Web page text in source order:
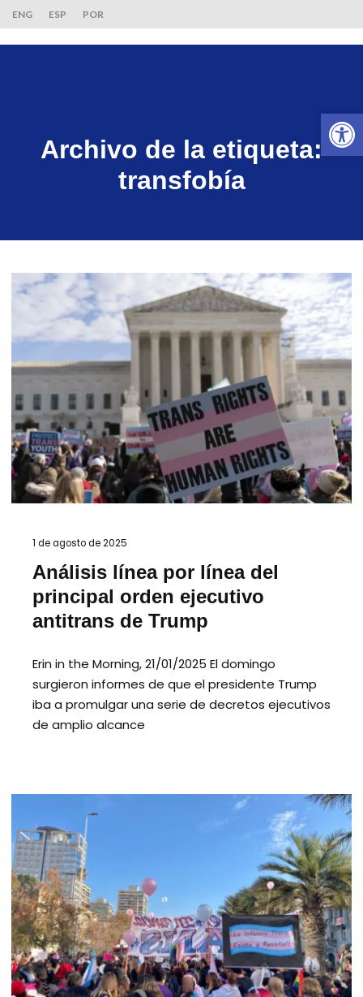
ENG ESP POR
Archivo de la etiqueta:
transfobía
1 de agosto de 2025
Análisis línea por línea del
principal orden ejecutivo
antitrans de Trump
Erin in the Morning, 21/01/2025 El domingo
surgieron informes de que el presidente Trump
iba a promulgar una serie de decretos ejecutivos
de amplio alcance